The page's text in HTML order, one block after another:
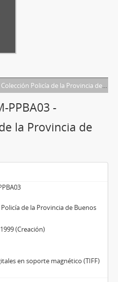
Policía de la Provincia de Buenos Aires 03
PPBA03 -
la Provincia de
de la Provincia de Buenos
(Creación)
en soporte magnético (TIFF)